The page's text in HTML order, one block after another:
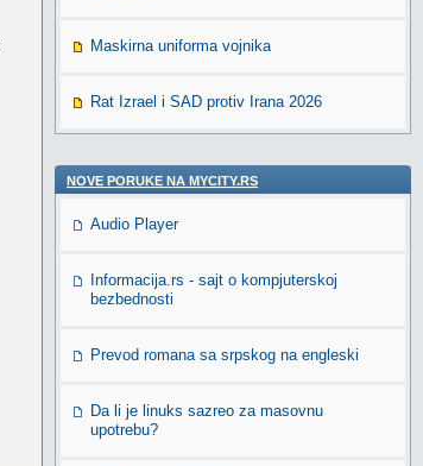
Maskirna uniforma vojnika
Rat Izrael i SAD protiv Irana 2026
NOVE PORUKE NA MYCITY.RS
Audio Player
Informacija.rs - sajt o kompjuterskoj
bezbednosti
Prevod romana sa srpskog na engleski
Da li je linuks sazreo za masovnu
upotrebu?